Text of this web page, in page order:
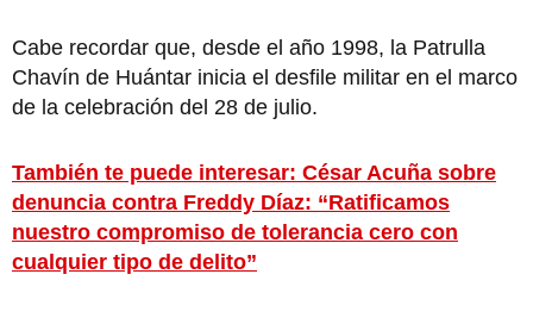
Cabe recordar que, desde el año 1998, la Patrulla
Chavín de Huántar inicia el desfile militar en el marco
de la celebración del 28 de julio.
También te puede interesar: César Acuña sobre
denuncia contra Freddy Díaz: “Ratificamos
nuestro compromiso de tolerancia cero con
cualquier tipo de delito”